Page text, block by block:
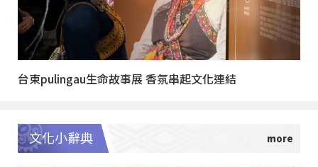
台東pulingau生命故事展 香氛串起文化連結
文化小辭典